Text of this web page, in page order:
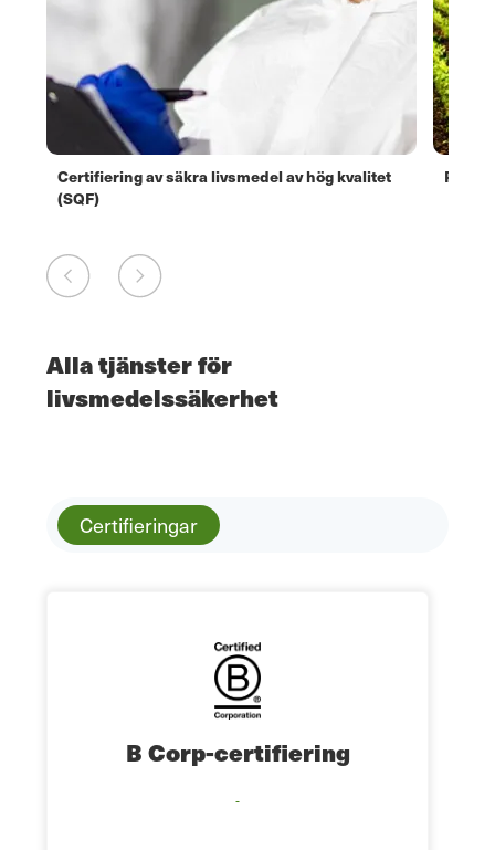
Certifiering av säkra livsmedel av hög kvalitet
(SQF)
Alla tjänster för
livsmedelssäkerhet
Certifieringar
B Corp-certifiering